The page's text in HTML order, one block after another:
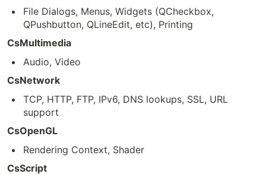
File Dialogs, Menus, Widgets (QCheckbox,
QPushbutton, QLineEdit, etc), Printing
CsMultimedia
Audio, Video
CsNetwork
TCP, HTTP, FTP, IPv6, DNS lookups, SSL, URL
support
CsOpenGL
Rendering Context, Shader
CsScript